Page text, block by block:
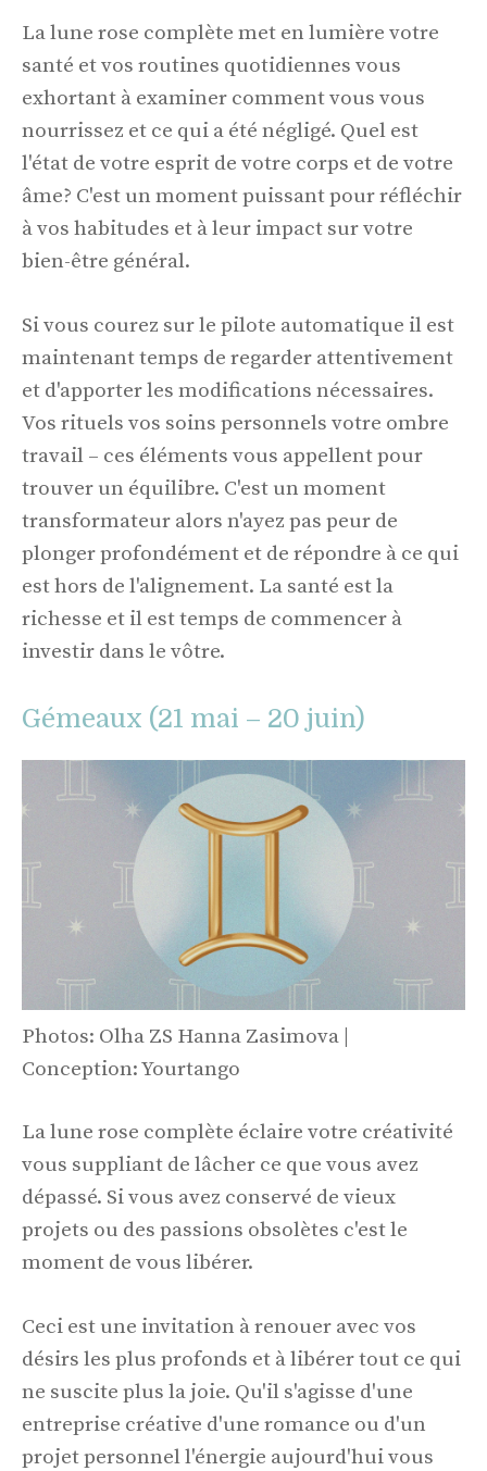
La lune rose complète met en lumière votre
santé et vos routines quotidiennes vous
exhortant à examiner comment vous vous
nourrissez et ce qui a été négligé. Quel est
l'état de votre esprit de votre corps et de votre
âme? C'est un moment puissant pour réfléchir
à vos habitudes et à leur impact sur votre
bien-être général.
Si vous courez sur le pilote automatique il est
maintenant temps de regarder attentivement
et d'apporter les modifications nécessaires.
Vos rituels vos soins personnels votre ombre
travail – ces éléments vous appellent pour
trouver un équilibre. C'est un moment
transformateur alors n'ayez pas peur de
plonger profondément et de répondre à ce qui
est hors de l'alignement. La santé est la
richesse et il est temps de commencer à
investir dans le vôtre.
Gémeaux (21 mai – 20 juin)
Photos: Olha ZS Hanna Zasimova |
Conception: Yourtango
La lune rose complète éclaire votre créativité
vous suppliant de lâcher ce que vous avez
dépassé. Si vous avez conservé de vieux
projets ou des passions obsolètes c'est le
moment de vous libérer.
Ceci est une invitation à renouer avec vos
désirs les plus profonds et à libérer tout ce qui
ne suscite plus la joie. Qu'il s'agisse d'une
entreprise créative d'une romance ou d'un
projet personnel l'énergie aujourd'hui vous